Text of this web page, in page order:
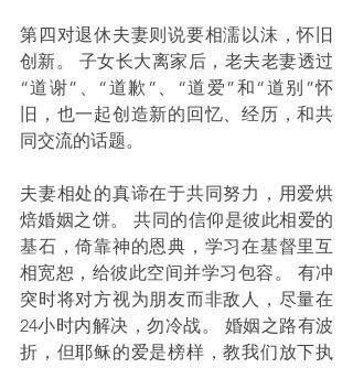
第四对退休夫妻则说要相濡以沫，怀旧
创新。 子女长大离家后，老夫老妻透过
“道谢”、“道歉”、“道爱”和“道别”怀
旧，也一起创造新的回忆、经历，和共
同交流的话题。
夫妻相处的真谛在于共同努力，用爱烘
焙婚姻之饼。 共同的信仰是彼此相爱的
基石，倚靠神的恩典，学习在基督里互
相宽恕，给彼此空间并学习包容。 有冲
突时将对方视为朋友而非敌人，尽量在
24小时内解决，勿冷战。 婚姻之路有波
折，但耶稣的爱是榜样，教我们放下执